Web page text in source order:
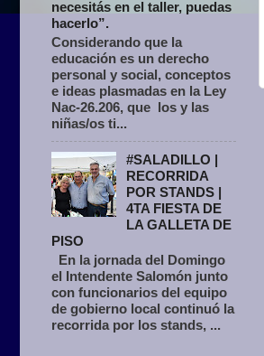
necesitás en el taller, puedas
hacerlo”.
Considerando que la
educación es un derecho
personal y social, conceptos
e ideas plasmadas en la Ley
Nac-26.206, que los y las
niñas/os ti...
#SALADILLO |
RECORRIDA
POR STANDS |
4TA FIESTA DE
LA GALLETA DE
PISO
En la jornada del Domingo
el Intendente Salomón junto
con funcionarios del equipo
de gobierno local continuó la
recorrida por los stands, ...